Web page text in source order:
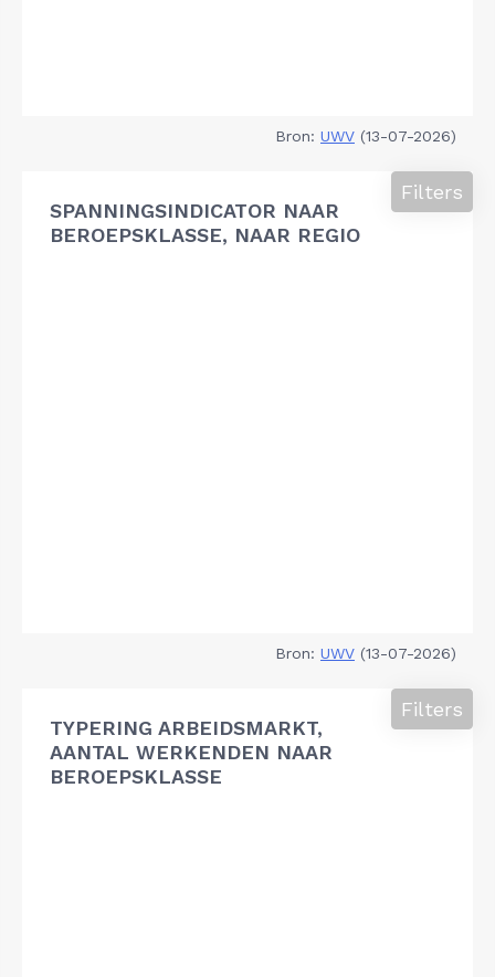
Bron: UWV (13-07-2026)
SPANNINGSINDICATOR NAAR
BEROEPSKLASSE, NAAR REGIO
Filters
Bron: UWV (13-07-2026)
TYPERING ARBEIDSMARKT,
AANTAL WERKENDEN NAAR
BEROEPSKLASSE
Filters